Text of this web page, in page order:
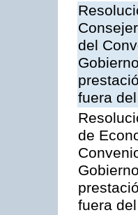
del
fuera
de
fuera